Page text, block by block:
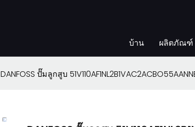
บ้าน ผลิตภัณฑ์
DANFOSS ปั๊มลูกสูบ